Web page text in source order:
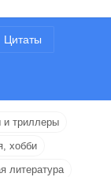
Цитаты
и триллеры
хобби
литература